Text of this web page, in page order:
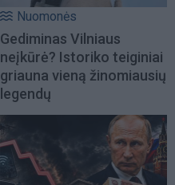
Nuomonės
Gediminas Vilniaus
neįkūrė? Istoriko teiginiai
griauna vieną žinomiausių
legendų